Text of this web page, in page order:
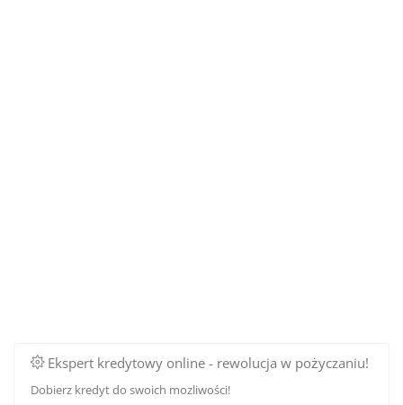
Ekspert kredytowy online - rewolucja w pożyczaniu!
Dobierz kredyt do swoich mozliwości!